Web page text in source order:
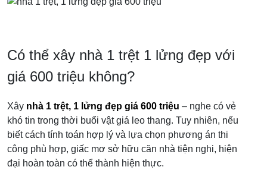
Có thể xây nhà 1 trệt 1 lửng đẹp với
giá 600 triệu không?
Xây nhà 1 trệt, 1 lửng đẹp giá 600 triệu – nghe có vẻ
khó tin trong thời buổi vật giá leo thang. Tuy nhiên, nếu
biết cách tính toán hợp lý và lựa chọn phương án thi
công phù hợp, giấc mơ sở hữu căn nhà tiện nghi, hiện
đại hoàn toàn có thể thành hiện thực.